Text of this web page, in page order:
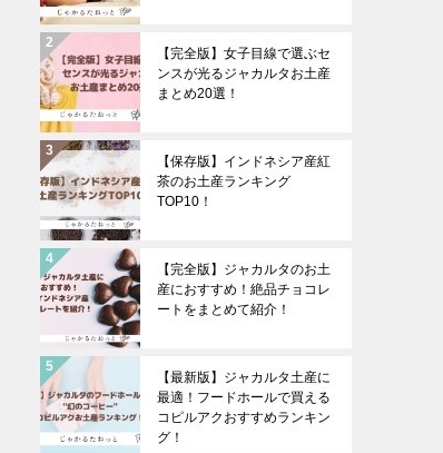
【完全版】女子目線で選ぶセ
ンスが光るジャカルタお土産
まとめ20選！
【保存版】インドネシア産紅
茶のお土産ランキング
TOP10！
【完全版】ジャカルタのお土
産におすすめ！絶品チョコレ
ートをまとめて紹介！
【最新版】ジャカルタ土産に
最適！フードホールで買える
コピルアクおすすめランキン
グ！